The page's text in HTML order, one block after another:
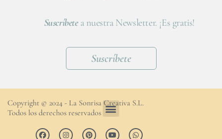
Suscríbetea nuestra Newsletter. ¡Es gratis!
Suscríbete
Copyright © 2024 - La Sonrisa Creativa S.L.
Todos los derechos reservados